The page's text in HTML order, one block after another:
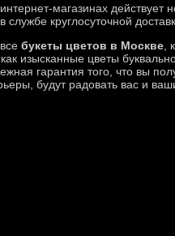
магазинах
службе круглосуточной
букеты цветов в Москве
изысканные цветы
гарантия того, что вы
будут радовать вас и